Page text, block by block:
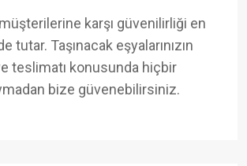
karşı güvenilirliği en
tutar. Taşınacak eşyalarınızın
teslimatı konusunda hiçbir
bize güvenebilirsiniz.